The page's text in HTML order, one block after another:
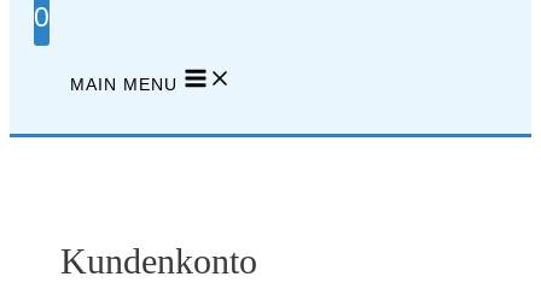
0
MAIN MENU
Kundenkonto